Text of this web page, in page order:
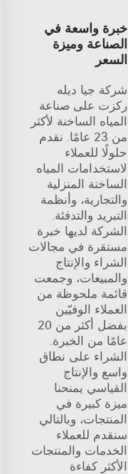
خبرة واسعة في
الصناعة وميزة
السعر
شركة جيا ديله
ركزت على صناعة
المياه الساخنة لأكثر
من 23 عامًا. نقدم
حلولًا للعملاء
لاستخدامات المياه
الساخنة المنزلية
والتجارية، وأنظمة
التبريد والتدفئة.
الشركة لديها خبرة
مستقرة في مجالات
الشراء والإنتاج
والمبيعات، وجمعت
قائمة ملحوظة من
العملاء الوفيّين
بفضل أكثر من 20
عامًا من الخبرة.
الشراء على نطاق
واسع والإنتاج
القياسي يمنحنا
ميزة كبيرة في
المنتجات، وبالتالي
سنقدم للعملاء
الخدمات والمنتجات
الأكثر كفاءة